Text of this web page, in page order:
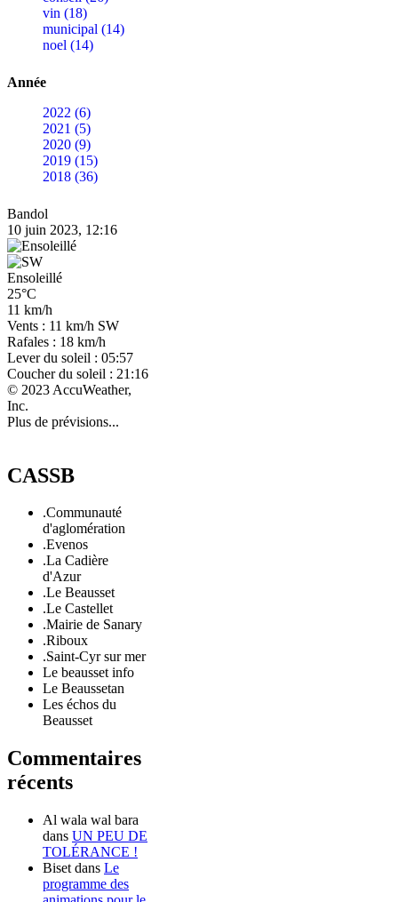
vin (18)
municipal (14)
noel (14)
Année
2022 (6)
2021 (5)
2020 (9)
2019 (15)
2018 (36)
Bandol
10 juin 2023, 12:16
Ensoleillé
25°C
11 km/h
Vents : 11 km/h SW
Rafales : 18 km/h
Lever du soleil : 05:57
Coucher du soleil : 21:16
© 2023 AccuWeather,
Inc.
Plus de prévisions...
CASSB
.Communauté
d'aglomération
.Evenos
.La Cadière
d'Azur
.Le Beausset
.Le Castellet
.Mairie de Sanary
.Riboux
.Saint-Cyr sur mer
Le beausset info
Le Beaussetan
Les échos du
Beausset
Commentaires
récents
Al wala wal bara
dans UN PEU DE
TOLÉRANCE !
Biset dans Le
programme des